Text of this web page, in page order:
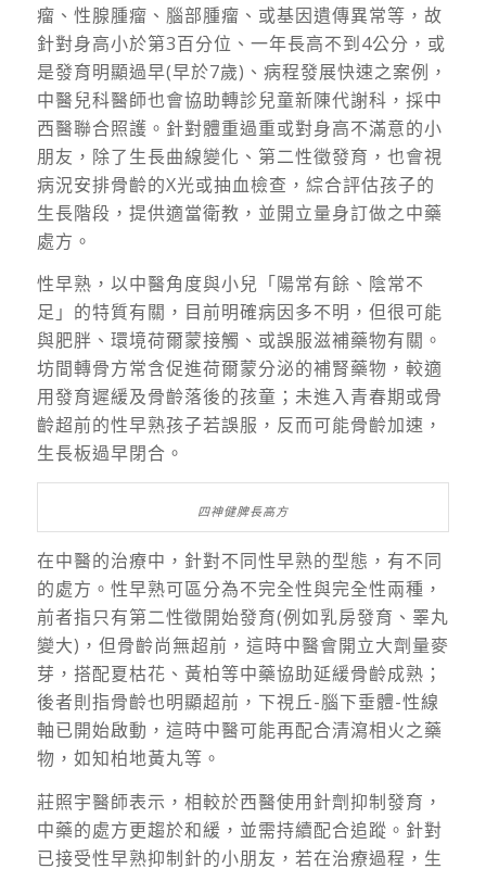
瘤、性腺腫瘤、腦部腫瘤、或基因遺傳異常等，故
針對身高小於第3百分位、一年長高不到4公分，或
是發育明顯過早(早於7歲)、病程發展快速之案例，
中醫兒科醫師也會協助轉診兒童新陳代謝科，採中
西醫聯合照護。針對體重過重或對身高不滿意的小
朋友，除了生長曲線變化、第二性徵發育，也會視
病況安排骨齡的X光或抽血檢查，綜合評估孩子的
生長階段，提供適當衛教，並開立量身訂做之中藥
處方。
性早熟，以中醫角度與小兒「陽常有餘、陰常不
足」的特質有關，目前明確病因多不明，但很可能
與肥胖、環境荷爾蒙接觸、或誤服滋補藥物有關。
坊間轉骨方常含促進荷爾蒙分泌的補腎藥物，較適
用發育遲緩及骨齡落後的孩童；未進入青春期或骨
齡超前的性早熟孩子若誤服，反而可能骨齡加速，
生長板過早閉合。
四神健脾長高方
在中醫的治療中，針對不同性早熟的型態，有不同
的處方。性早熟可區分為不完全性與完全性兩種，
前者指只有第二性徵開始發育(例如乳房發育、睪丸
變大)，但骨齡尚無超前，這時中醫會開立大劑量麥
芽，搭配夏枯花、黃柏等中藥協助延緩骨齡成熟；
後者則指骨齡也明顯超前，下視丘-腦下垂體-性線
軸已開始啟動，這時中醫可能再配合清瀉相火之藥
物，如知柏地黃丸等。
莊照宇醫師表示，相較於西醫使用針劑抑制發育，
中藥的處方更趨於和緩，並需持續配合追蹤。針對
已接受性早熟抑制針的小朋友，若在治療過程，生